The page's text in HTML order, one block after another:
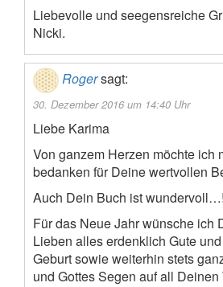
Liebevolle und seegensreiche
Nicki.
Rogersagt:
30. Dezember 2016 um 14:40 Uhr
Liebe Karima
Von ganzem Herzen möchte ich
bedanken für Deine wertvollen
Auch Dein Buch ist
Für das Neue Jahr wünsche ich
Lieben alles erdenklich Gute
Geburt sowie weiterhin stets
und Gottes Segen auf all Deinen